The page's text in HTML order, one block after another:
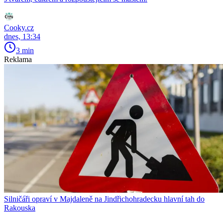
Cooky.cz
dnes, 13:34
3 min
Reklama
Silničáři opraví v Majdaleně na Jindřichohradecku hlavní tah do
Rakouska